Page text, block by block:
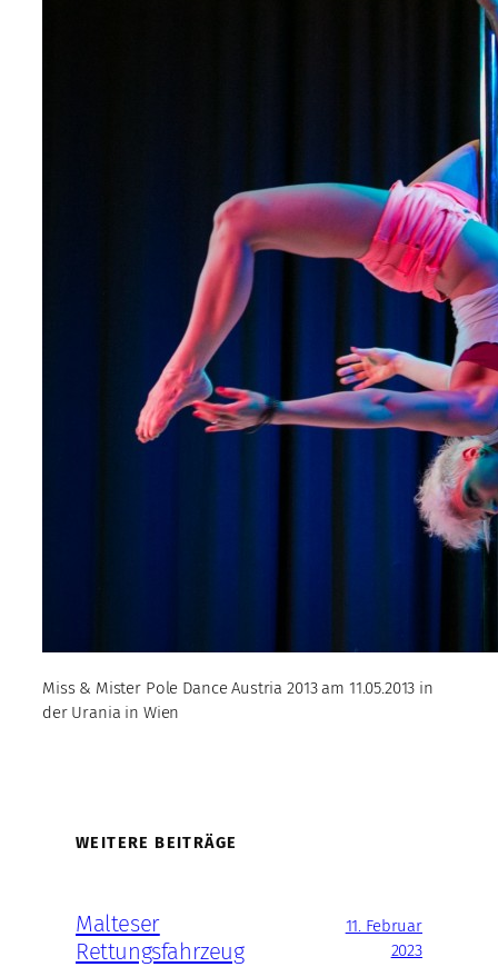
Miss & Mister Pole Dance Austria 2013 am 11.05.2013 in
der Urania in Wien
WEITERE BEITRÄGE
Malteser
Rettungsfahrzeug
11. Februar
2023